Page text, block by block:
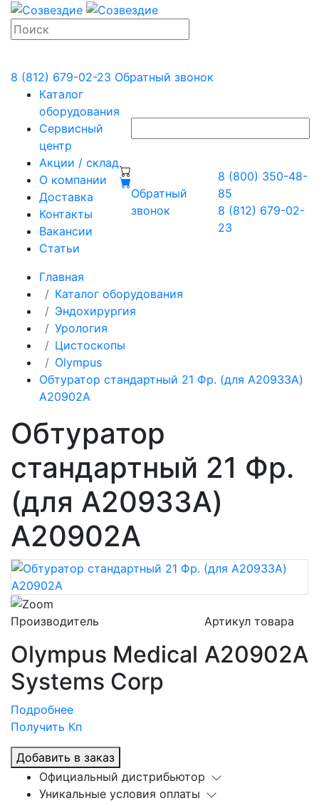
8 (812) 679-02-23 Обратный звонок
Каталог
оборудования
Сервисный
центр
Акции / склад
О компании
Доставка
Контакты
Вакансии
Статьи
Обратный
звонок
8 (800) 350-48-
85
8 (812) 679-02-
23
Главная
Каталог оборудования
Эндохирургия
Урология
Цистоскопы
Olympus
Обтуратор стандартный 21 Фр. (для A20933A)
A20902A
Обтуратор
стандартный 21 Фр.
(для A20933A)
A20902A
Производитель
Olympus Medical
Systems Corp
Артикул товара
A20902A
Подробнее
Получить Кп
Добавить в заказ
Официальный дистрибьютор
Уникальные условия оплаты